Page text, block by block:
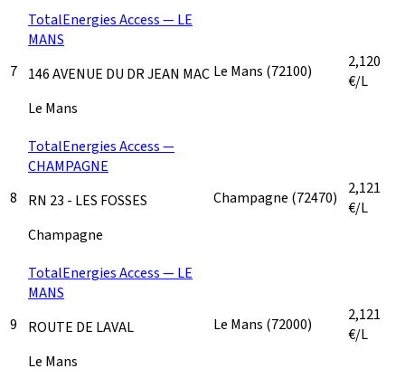
7
TotalEnergies Access — LE
MANS
146 AVENUE DU DR JEAN MAC
Le Mans
Le Mans (72100)
2,120
€/L
8
TotalEnergies Access —
CHAMPAGNE
RN 23 - LES FOSSES
Champagne
Champagne (72470)
2,121
€/L
9
TotalEnergies Access — LE
MANS
ROUTE DE LAVAL
Le Mans
Le Mans (72000)
2,121
€/L